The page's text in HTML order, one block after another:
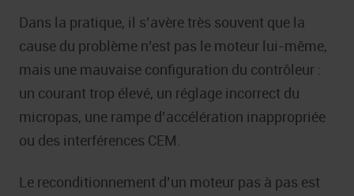
Dans la pratique, il s’avère très souvent que la
cause du problème n’est pas le moteur lui-même,
mais une mauvaise configuration du contrôleur :
un courant trop élevé, un réglage incorrect du
micropas, une rampe d’accélération inappropriée
ou des interférences CEM.
Le reconditionnement d’un moteur pas à pas est